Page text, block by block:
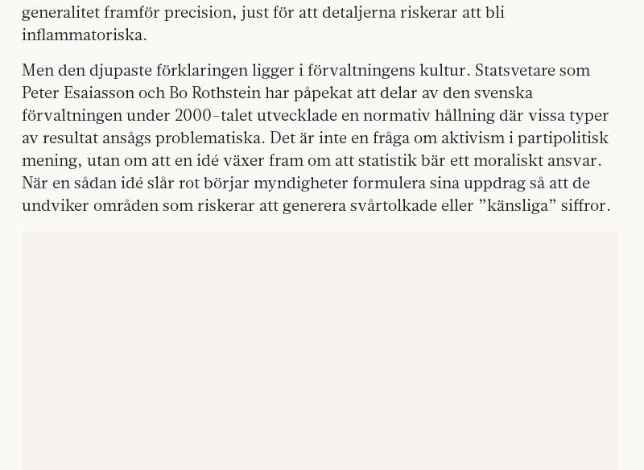
generalitet framför precision, just för att detaljerna riskerar att bli
inflammatoriska.
Men den djupaste förklaringen ligger i förvaltningens kultur. Statsvetare som
Peter Esaiasson och Bo Rothstein har påpekat att delar av den svenska
förvaltningen under 2000-talet utvecklade en normativ hållning där vissa typer
av resultat ansågs problematiska. Det är inte en fråga om aktivism i partipolitisk
mening, utan om att en idé växer fram om att statistik bär ett moraliskt ansvar.
När en sådan idé slår rot börjar myndigheter formulera sina uppdrag så att de
undviker områden som riskerar att generera svårtolkade eller ”känsliga” siffror.